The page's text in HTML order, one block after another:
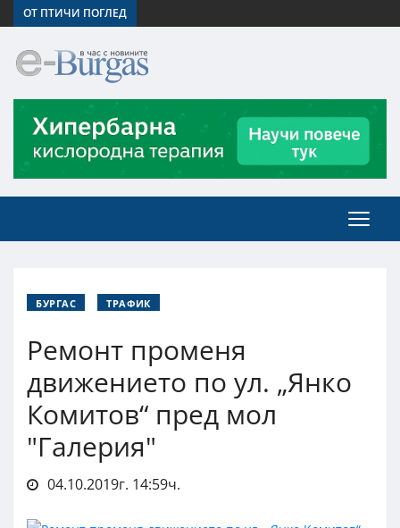
ОТ ПТИЧИ ПОГЛЕД
БУРГАС ТРАФИК
Ремонт променя
движението по ул. „Янко
Комитов“ пред мол
"Галерия"
04.10.2019г. 14:59ч.